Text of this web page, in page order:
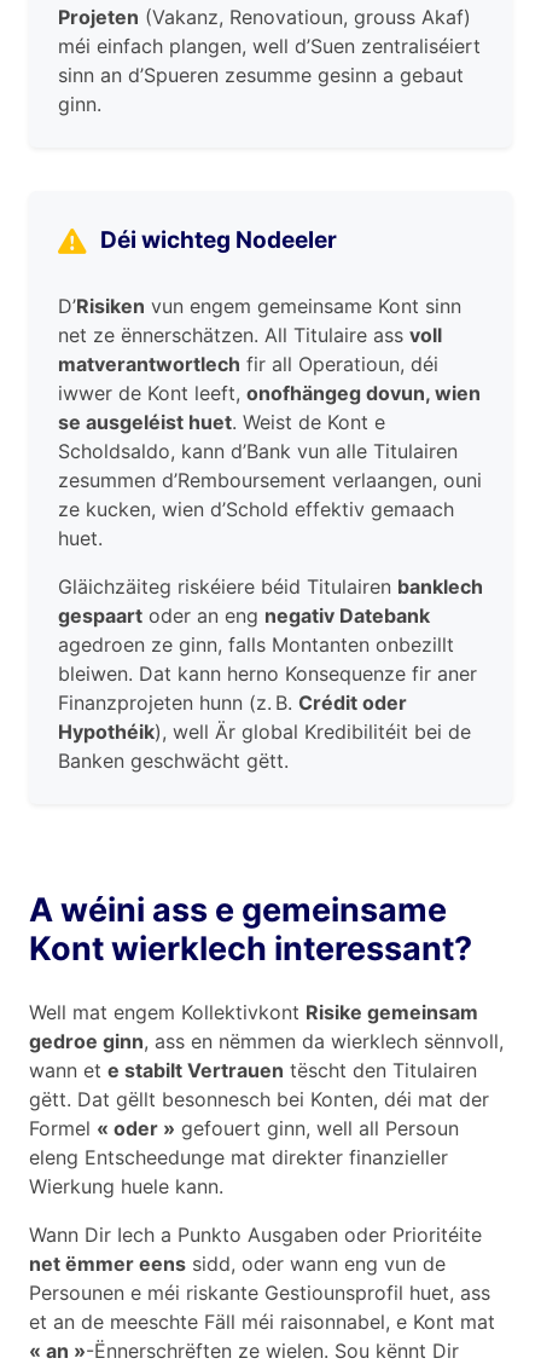
Projeten (Vakanz, Renovatioun, grouss Akaf)
méi einfach plangen, well d’Suen zentraliséiert
sinn an d’Spueren zesumme gesinn a gebaut
ginn.
Déi wichteg Nodeeler
D’Risiken vun engem gemeinsame Kont sinn
net ze ënnerschätzen. All Titulaire ass voll
matverantwortlech fir all Operatioun, déi
iwwer de Kont leeft, onofhängeg dovun, wien
se ausgeléist huet. Weist de Kont e
Scholdsaldo, kann d’Bank vun alle Titulairen
zesummen d’Remboursement verlaangen, ouni
ze kucken, wien d’Schold effektiv gemaach
huet.
Gläichzäiteg riskéiere béid Titulairen banklech
gespaart oder an eng negativ Datebank
agedroen ze ginn, falls Montanten onbezillt
bleiwen. Dat kann herno Konsequenze fir aner
Finanzprojeten hunn (z. B. Crédit oder
Hypothéik), well Är global Kredibilitéit bei de
Banken geschwächt gëtt.
A wéini ass e gemeinsame
Kont wierklech interessant?
Well mat engem Kollektivkont Risike gemeinsam
gedroe ginn, ass en nëmmen da wierklech sënnvoll,
wann et e stabilt Vertrauen tëscht den Titulairen
gëtt. Dat gëllt besonnesch bei Konten, déi mat der
Formel « oder » gefouert ginn, well all Persoun
eleng Entscheedunge mat direkter finanzieller
Wierkung huele kann.
Wann Dir Iech a Punkto Ausgaben oder Prioritéite
net ëmmer eens sidd, oder wann eng vun de
Persounen e méi riskante Gestiounsprofil huet, ass
et an de meeschte Fäll méi raisonnabel, e Kont mat
« an »-Ënnerschrëften ze wielen. Sou kënnt Dir